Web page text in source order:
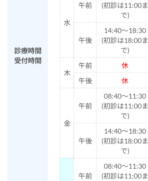
診療時間
受付時間
水
午前
(初診は11:00ま
で)
午後
14:40～18:30
(初診は18:00ま
で)
木
午前 休
午後
休
金
午前
08:40～11:30
(初診は11:00ま
で)
午後
14:40～18:30
(初診は18:00ま
で)
午前
08:40～11:30
(初診は11:00ま